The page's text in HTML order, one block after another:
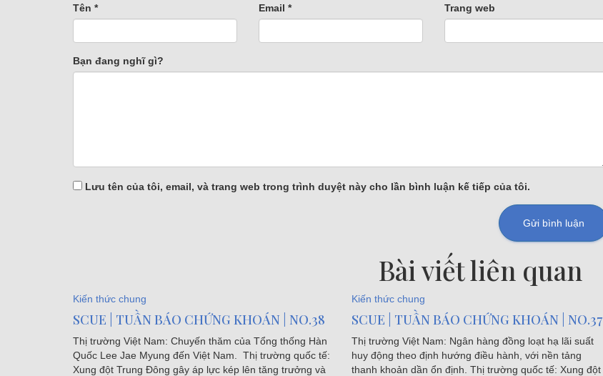
Tên * Email * Trang web
Bạn đang nghĩ gì?
Lưu tên của tôi, email, và trang web trong trình duyệt này cho lần bình luận kế tiếp của tôi.
Bài viết liên quan
Kiến thức chung
SCUE | TUẦN BÁO CHỨNG KHOÁN | NO.38
Thị trường Việt Nam: Chuyến thăm của Tổng thống Hàn
Quốc Lee Jae Myung đến Việt Nam. Thị trường quốc tế:
Xung đột Trung Đông gây áp lực kép lên tăng trưởng và
Kiến thức chung
SCUE | TUẦN BÁO CHỨNG KHOÁN | NO.37
Thị trường Việt Nam: Ngân hàng đồng loạt hạ lãi suất
huy động theo định hướng điều hành, với nền tảng
thanh khoản dần ổn định. Thị trường quốc tế: Xung đột